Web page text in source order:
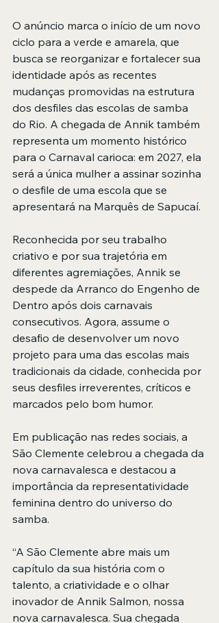
O anúncio marca o início de um novo
ciclo para a verde e amarela, que
busca se reorganizar e fortalecer sua
identidade após as recentes
mudanças promovidas na estrutura
dos desfiles das escolas de samba
do Rio. A chegada de Annik também
representa um momento histórico
para o Carnaval carioca: em 2027, ela
será a única mulher a assinar sozinha
o desfile de uma escola que se
apresentará na Marquês de Sapucaí.
Reconhecida por seu trabalho
criativo e por sua trajetória em
diferentes agremiações, Annik se
despede da Arranco do Engenho de
Dentro após dois carnavais
consecutivos. Agora, assume o
desafio de desenvolver um novo
projeto para uma das escolas mais
tradicionais da cidade, conhecida por
seus desfiles irreverentes, críticos e
marcados pelo bom humor.
Em publicação nas redes sociais, a
São Clemente celebrou a chegada da
nova carnavalesca e destacou a
importância da representatividade
feminina dentro do universo do
samba.
“A São Clemente abre mais um
capítulo da sua história com o
talento, a criatividade e o olhar
inovador de Annik Salmon, nossa
nova carnavalesca. Sua chegada